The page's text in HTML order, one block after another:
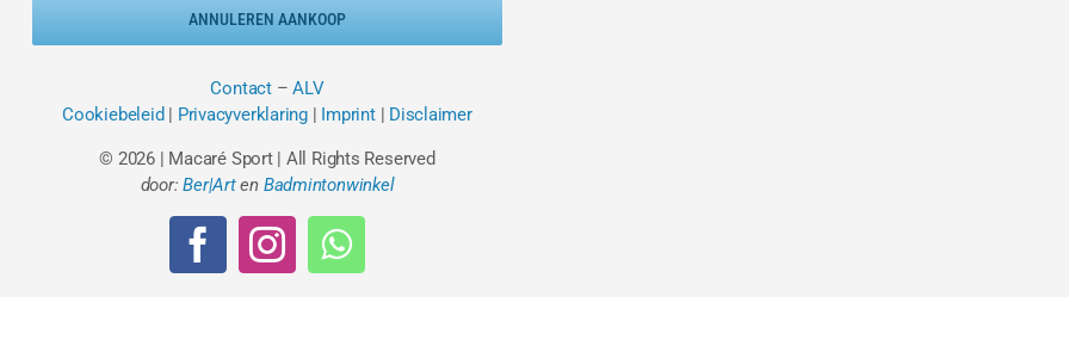
ANNULEREN AANKOOP
Contact–ALV
Cookiebeleid | Privacyverklaring| Imprint| Disclaimer
© 2026 | Macaré Sport | All Rights Reserved
door:Ber|Arten Badmintonwinkel